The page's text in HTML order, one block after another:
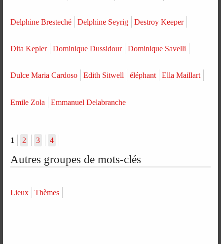
Delphine Bresteché Delphine Seyrig Destroy Keeper
Dita Kepler Dominique Dussidour Dominique Savelli
Dulce Maria Cardoso Edith Sitwell éléphant Ella Maillart
Emile Zola Emmanuel Delabranche
1 2 3 4
Autres groupes de mots-clés
Lieux Thèmes